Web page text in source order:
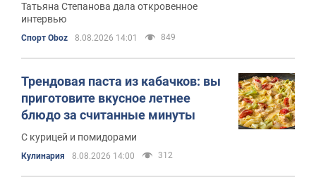
Татьяна Степанова дала откровенное
интервью
Спорт Oboz 8.08.2026 14:01 849
Трендовая паста из кабачков: вы
приготовите вкусное летнее
блюдо за считанные минуты
С курицей и помидорами
Кулинария 8.08.2026 14:00 312